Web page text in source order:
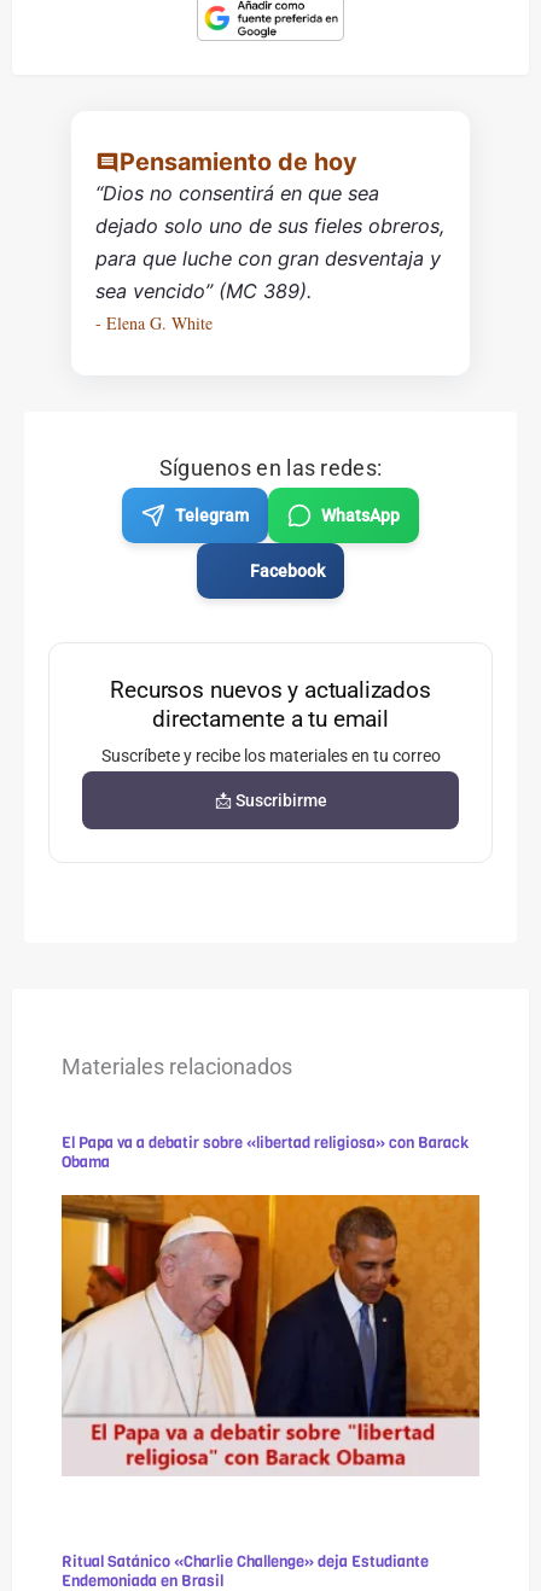
Pensamiento de hoy
“Dios no consentirá en que sea
dejado solo uno de sus fieles obreros,
para que luche con gran desventaja y
sea vencido” (MC 389).
- Elena G. White
Síguenos en las redes:
Telegram WhatsApp
Facebook
Recursos nuevos y actualizados
directamente a tu email
Suscríbete y recibe los materiales en tu correo
📩 Suscribirme
Materiales relacionados
El Papa va a debatir sobre «libertad religiosa» con Barack
Obama
Ritual Satánico «Charlie Challenge» deja Estudiante
Endemoniada en Brasil